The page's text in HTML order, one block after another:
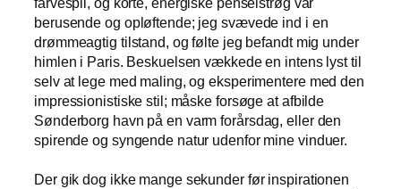
berusende og opløftende; jeg svævede ind i en
drømmeagtig tilstand, og følte jeg befandt mig under
himlen i Paris. Beskuelsen vækkede en intens lyst til
selv at lege med maling, og eksperimentere med den
impressionistiske stil; måske forsøge at afbilde
Sønderborg havn på en varm forårsdag, eller den
spirende og syngende natur udenfor mine vinduer.
Der gik dog ikke mange sekunder før inspirationen